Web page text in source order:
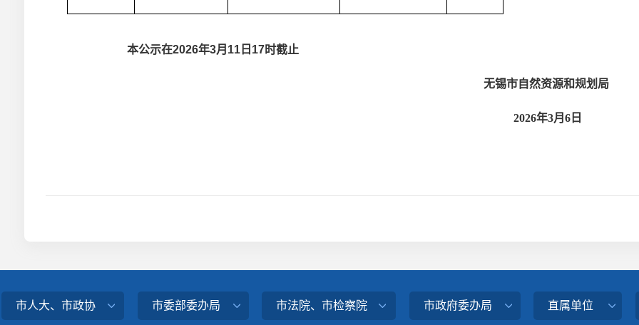
本公示在2026年3月11日17时截止
无锡市自然资源和规划局
2026年3月6日
市人大、市政协 市委部委办局 市法院、市检察院 市政府委办局 直属单位